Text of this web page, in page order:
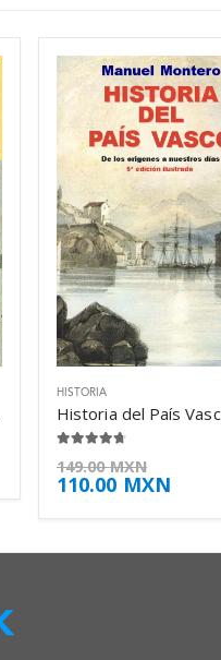
HISTORIA
149.00MXN
110.00 MXN